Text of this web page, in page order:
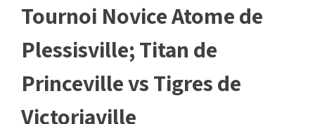
Tournoi Novice Atome de
Plessisville; Titan de
Princeville vs Tigres de
Victoriaville